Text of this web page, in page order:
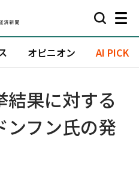
オピニオン AI PICK
結果に対する
ンフン氏の発